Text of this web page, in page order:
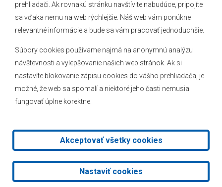
prehliadači. Ak rovnakú stránku navštívite nabudúce, pripojíte
sa vďaka nemu na web rýchlejšie. Náš web vám ponúkne
relevantné informácie a bude sa vám pracovať jednoduchšie.
Súbory cookies používame najmä na anonymnú analýzu
návštevnosti a vylepšovanie našich web stránok. Ak si
nastavíte blokovanie zápisu cookies do vášho prehliadača, je
možné, že web sa spomalí a niektoré jeho časti nemusia
fungovať úplne korektne.
Akceptovať všetky cookies
Nastaviť cookies
Hlásenia obecného rozhlasu
Kontakt
Mapa stránok
2026 © Obec Veľké Leváre|Tvorba web stránok
AlejTech, spol. s r.o.